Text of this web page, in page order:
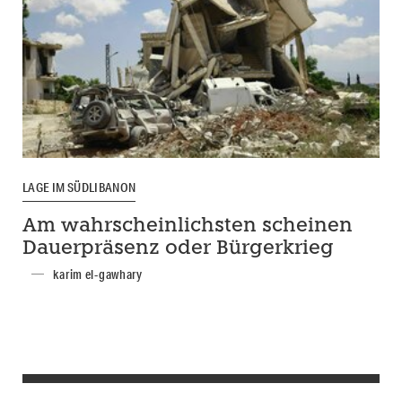
LAGE IM SÜDLIBANON
Am wahrscheinlichsten scheinen
Dauerpräsenz oder Bürgerkrieg
karim el-gawhary